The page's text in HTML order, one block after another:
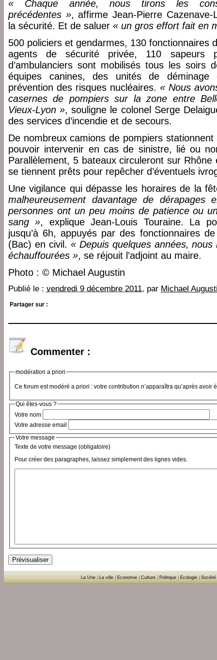
« Chaque année, nous tirons les
précédentes », affirme Jean-Pierre
la sécurité. Et de saluer « un gros effort fait en
500 policiers et gendarmes, 130 fonctionnaires
agents de sécurité privée, 110 sapeurs
d’ambulanciers sont mobilisés tous les soirs
équipes canines, des unités de
prévention des risques nucléaires. « Nous
casernes de pompiers sur la zone entre
Vieux-Lyon », souligne le colonel Serge
des services d’incendie et de secours.
De nombreux camions de pompiers
pouvoir intervenir en cas de sinistre, lié ou
Parallèlement, 5 bateaux circuleront sur
se tiennent prêts pour repêcher d’éventuels
Une vigilance qui dépasse les horaires de la
malheureusement davantage de
personnes ont un peu moins de patience ou
sang », explique Jean-Louis Touraine. La
jusqu’à 6h, appuyés par des fonctionnaires
(Bac) en civil. « Depuis quelques années, nous
échauffourées », se réjouit l’adjoint au maire.
Photo : © Michael Augustin
Publié le : vendredi 9 décembre 2011, par Michael
Partager sur :
Commenter :
modération a priori
Ce forum est modéré a priori : votre contribution n’apparaîtra qu’après avoir
Qui êtes-vous ?
Votre nom
Votre adresse email
Votre message
Texte de votre message (obligatoire)
Pour créer des paragraphes, laissez simplement des lignes vides.
La Une La ville Economie Culture Politique Ecologie Société